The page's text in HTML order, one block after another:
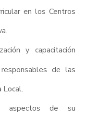
en los Centros
y capacitación
de las
Local.
aspectos de su